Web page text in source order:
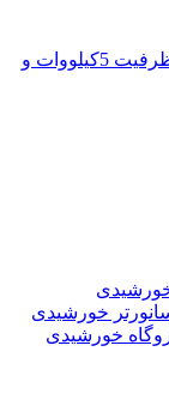
خورشیدی
خورشیدی